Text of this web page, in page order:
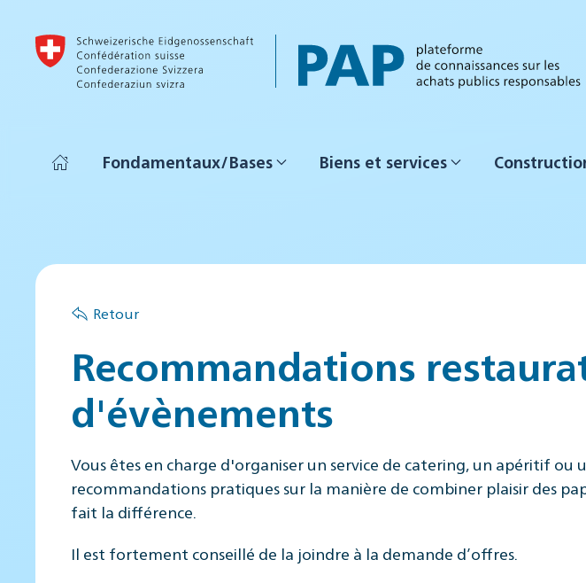
Accéder au contenu principal
Fondamentaux/Bases Biens et services
Retour
Recommandations
d'évènements
Vous êtes en charge d'organiser un service de catering, un apéritif
recommandations pratiques sur la manière de combiner plaisir des
fait la différence.
Il est fortement conseillé de la joindre à la demande d’offres.